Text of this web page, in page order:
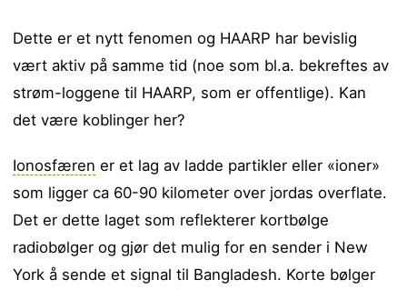
Dette er et nytt fenomen og HAARP har bevislig
vært aktiv på samme tid (noe som bl.a. bekreftes av
strøm-loggene til HAARP, som er offentlige). Kan
det være koblinger her?
Ionosfæren er et lag av ladde partikler eller «ioner»
som ligger ca 60-90 kilometer over jordas overflate.
Det er dette laget som reflekterer kortbølge
radiobølger og gjør det mulig for en sender i New
York å sende et signal til Bangladesh. Korte bølger